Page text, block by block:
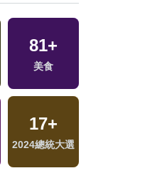
81+
美食
17+
2024總統大選
1+
兩岸藝苑天地
11+
綜藝